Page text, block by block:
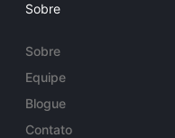
Sobre
Sobre
Equipe
Blogue
Contato